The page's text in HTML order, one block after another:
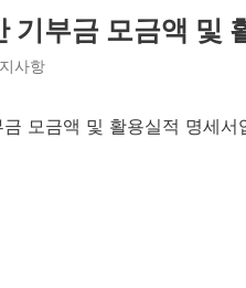
부금 모금액 및
사항
모금액 및 활용실적 명세서